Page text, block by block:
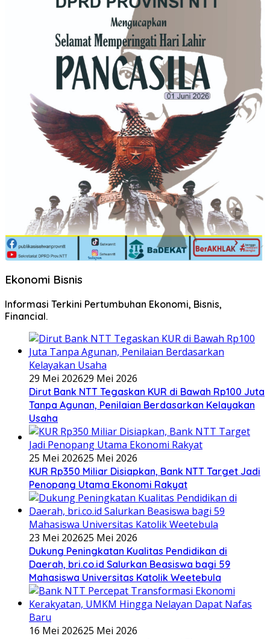
Ekonomi Bisnis
Informasi Terkini Pertumbuhan Ekonomi, Bisnis,
Financial.
29 Mei 202629 Mei 2026
Dirut Bank NTT Tegaskan KUR di Bawah Rp100 Juta
Tanpa Agunan, Penilaian Berdasarkan Kelayakan
Usaha
25 Mei 202625 Mei 2026
KUR Rp350 Miliar Disiapkan, Bank NTT Target Jadi
Penopang Utama Ekonomi Rakyat
23 Mei 202625 Mei 2026
Dukung Peningkatan Kualitas Pendidikan di
Daerah, bri.co.id Salurkan Beasiswa bagi 59
Mahasiswa Universitas Katolik Weetebula
16 Mei 202625 Mei 2026